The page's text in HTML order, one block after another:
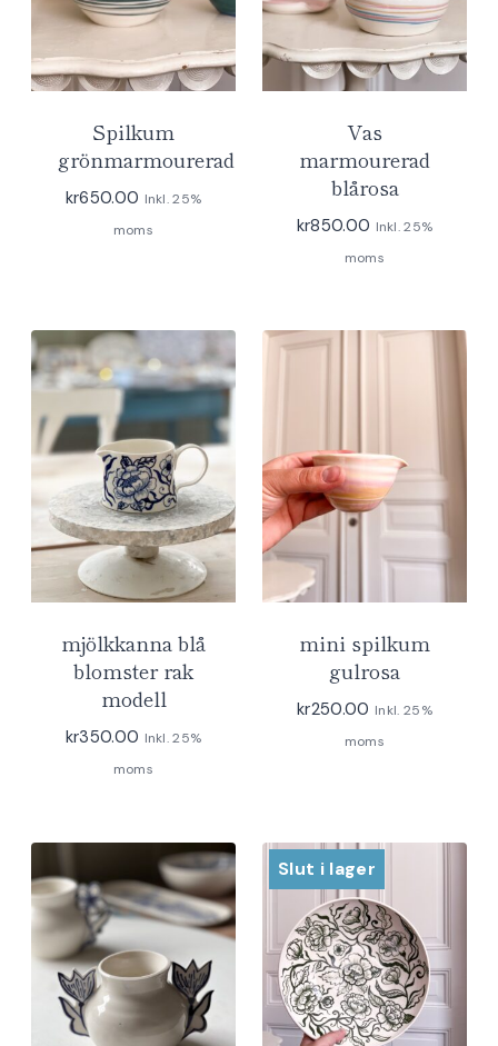
Spilkum
grönmarmourerad
kr650.00 Inkl. 25%
moms
Vas
marmourerad
blårosa
kr850.00 Inkl. 25%
moms
mjölkkanna blå
blomster rak
modell
kr350.00 Inkl. 25%
moms
mini spilkum
gulrosa
kr250.00 Inkl. 25%
moms
Slut i lager